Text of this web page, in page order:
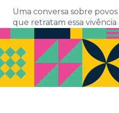
Uma conversa sobre
que retratam essa